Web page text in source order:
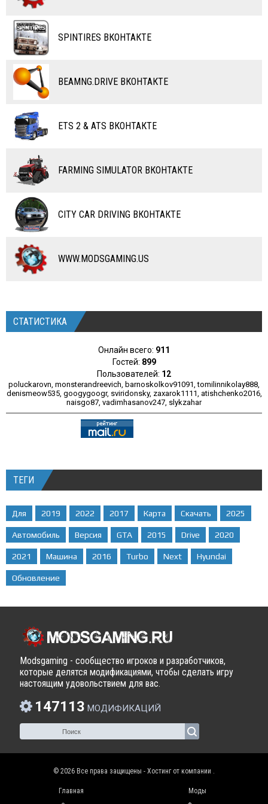
ВЕЛОСИПЕДЫ
ТАНКИ
ПОЕЗДА
ВОДНЫЙ ТРАНСПОРТ
САМОЛЕТЫ
RC ТРАНСПОРТ
КАРТЫ
ЧИТЫ
ПРОГРАММЫ
РАЗНОЕ
ТЮНИНГ
КАРТЫ SPINTIRES ВКОНТАКТЕ
BEAMNG.DRIVE ВКОНТАКТЕ
ETS 2 & ATS ВКОНТАКТЕ
FARMING SIMULATOR ВКОНТАКТЕ
CITY CAR DRIVING ВКОНТАКТЕ
WWW.MODSGAMING.US
СТАТИСТИКА
Онлайн всего: 911
Гостей: 899
Пользователей: 12
poluckarovn, monsterandreevich, barnoskolkov91091,tomilinnikolay888,
denismeow535, googygoogr, sviridonsky, zaxarok1111, atishchenko2016,
naisgo87, vadimhasanov247, slykzahar
ТЕГИ
Для 2019 2022 2017 Карта Скачать 2025
Автомобиль Версия GTA 2015 Drive 2020
2021 Машина 2016 Turbo Next Hyundai
Обновление
Modsgaming - сообщество игроков и разработчиков,
которые делятся модификациями, чтобы сделать игру
настоящим удовольствием для вас.
147113 МОДИФИКАЦИЙ
© 2026 Все права защищены - Хостинг от компании .
Главная
Моды